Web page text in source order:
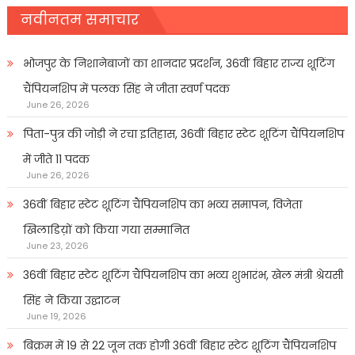
नवीनतम समाचार
भोजपुर के निशानेबाजों का शानदार प्रदर्शन, 36वीं बिहार राज्य शूटिंग
चैंपियनशिप में पलक सिंह ने जीता स्वर्ण पदक
June 26, 2026
पिता-पुत्र की जोड़ी ने रचा इतिहास, 36वीं बिहार स्टेट शूटिंग चैंपियनशिप
में जीते 11 पदक
June 26, 2026
36वीं बिहार स्टेट शूटिंग चैंपियनशिप का भव्य समापन, विजेता
खिलाडिय़ों को किया गया सम्मानित
June 23, 2026
36वीं बिहार स्टेट शूटिंग चैंपियनशिप का भव्य शुभारंभ, खेल मंत्री श्रेयसी
सिंह ने किया उद्घाटन
June 19, 2026
बिक्रम में 19 से 22 जून तक होगी 36वीं बिहार स्टेट शूटिंग चैंपियनशिप